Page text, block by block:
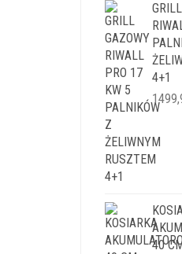
4+1
40